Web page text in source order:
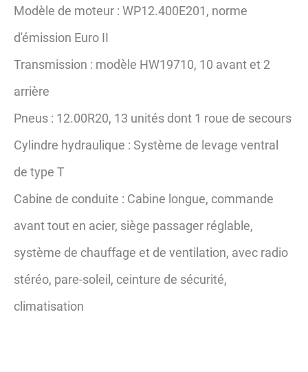
Modèle de moteur : WP12.400E201, norme
d'émission Euro II
Transmission : modèle HW19710, 10 avant et 2
arrière
Pneus : 12.00R20, 13 unités dont 1 roue de secours
Cylindre hydraulique : Système de levage ventral
de type T
Cabine de conduite : Cabine longue, commande
avant tout en acier, siège passager réglable,
système de chauffage et de ventilation, avec radio
stéréo, pare-soleil, ceinture de sécurité,
climatisation